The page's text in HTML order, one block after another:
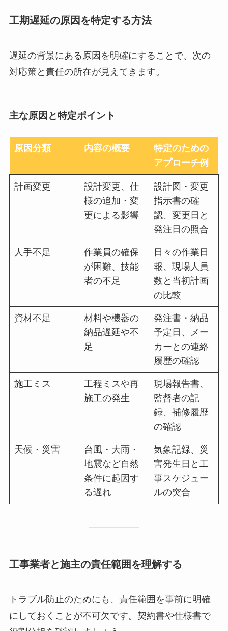
工期遅延の原因を特定する方法
遅延の背景にある原因を明確にすることで、次の
対応策と責任の所在が見えてきます。
主な原因と特定ポイント
原因分類 内容の概要
特定のための
アプローチ例
計画変更
設計変更、仕
様の追加・変
更による影響
設計図・変更
指示書の確
認、変更日と
発注日の照合
人手不足
作業員の確保
が困難、技能
者の不足
日々の作業日
報、現場人員
数と当初計画
の比較
資材不足
材料や機器の
納品遅延や不
足
発注書・納品
予定日、メー
カーとの連絡
履歴の確認
施工ミス
工程ミスや再
施工の発生
現場報告書、
監督者の記
録、補修履歴
の確認
天候・災害
台風・大雨・
地震など自然
条件に起因す
る遅れ
気象記録、災
害発生日と工
事スケジュー
ルの突合
工事業者と施主の責任範囲を理解する
トラブル防止のためにも、責任範囲を事前に明確
にしておくことが不可欠です。契約書や仕様書で